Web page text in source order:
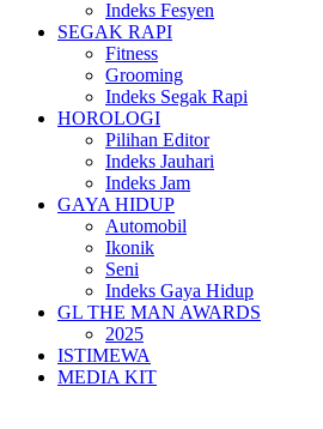
Indeks Fesyen
SEGAK RAPI
Fitness
Grooming
Indeks Segak Rapi
HOROLOGI
Pilihan Editor
Indeks Jauhari
Indeks Jam
GAYA HIDUP
Automobil
Ikonik
Seni
Indeks Gaya Hidup
GL THE MAN AWARDS
2025
ISTIMEWA
MEDIA KIT